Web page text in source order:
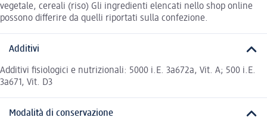
vegetale, cereali (riso) Gli ingredienti elencati nello shop online
possono differire da quelli riportati sulla confezione.
Additivi
Additivi fisiologici e nutrizionali: 5000 i.E. 3a672a, Vit. A; 500 i.E.
3a671, Vit. D3
Modalità di conservazione